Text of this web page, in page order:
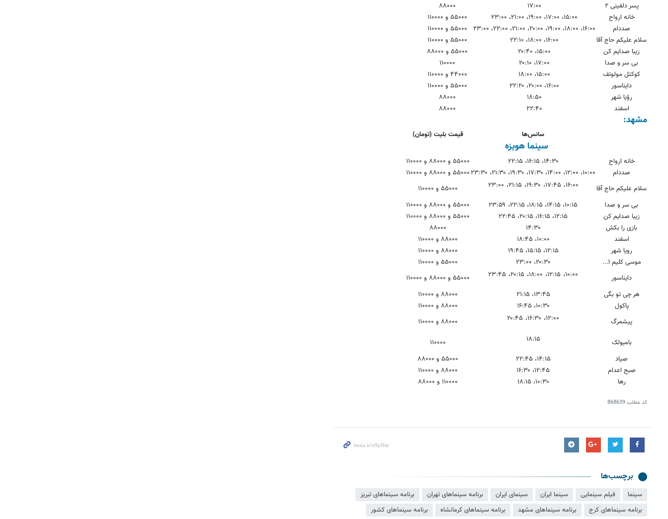
پسر دلفینی ۲
۱۷:۰۰
۸۸۰۰۰
خانه ارواح
۱۵:۰۰، ۱۷:۰۰، ۱۹:۰۰، ۲۱:۰۰، ۲۳:۰۰
۵۵۰۰۰ و ۱۱۰۰۰۰
صددام
۱۶:۰۰، ۱۸:۰۰، ۱۹:۰۰، ۲۰:۰۰، ۲۱:۰۰، ۲۲:۰۰، ۲۳:۰۰
۵۵۰۰۰ و ۱۱۰۰۰۰
سلام علیکم حاج آقا
۱۶:۰۰، ۱۸:۰۰، ۲۲:۱۰
۵۵۰۰۰ و ۱۱۰۰۰۰
زیبا صدایم کن
۱۵:۰۰، ۲۰:۴۰
۵۵۰۰۰ و ۸۸۰۰۰
بی سر و صدا
۱۷:۰۰، ۲۰:۱۰
۱۱۰۰۰۰
کوکتل مولوتف
۱۵:۰۰، ۱۸:۰۰
۴۴۰۰۰ و ۱۱۰۰۰۰
دایناسور
۱۶:۰۰، ۲۰:۰۰، ۲۲:۲۰
۵۵۰۰۰ و ۱۱۰۰۰۰
رؤیا شهر
۱۸:۵۰
۸۸۰۰۰
اسفند
۲۲:۴۰ ۸۸۰۰۰
مشهد:
سانس‌ها قیمت بلیت (تومان)
سینما هویزه
خانه ارواح ۱۴:۳۰، ۱۶:۱۵، ۲۲:۱۵
۵۵۰۰۰ و ۸۸۰۰۰ و ۱۱۰۰۰۰
صددام
۱۰:۰۰، ۱۲:۰۰، ۱۴:۰۰، ۱۷:۳۰، ۱۹:۳۰، ۲۱:۳۰، ۲۳:۳۰
۵۵۰۰۰ و ۸۸۰۰۰ و ۱۱۰۰۰۰
سلام علیکم حاج آقا
۱۶:۰۰، ۱۷:۴۵، ۱۹:۳۰، ۲۱:۱۵، ۲۳:۰۰
۵۵۰۰۰ و ۱۱۰۰۰۰
بی سر و صدا
۱۰:۱۵، ۱۴:۱۵، ۱۸:۱۵، ۲۲:۱۵، ۲۳:۵۹
۵۵۰۰۰ و ۸۸۰۰۰ و ۱۱۰۰۰۰
زیبا صدایم کن
۱۲:۱۵، ۱۶:۱۵، ۲۰:۱۵، ۲۲:۴۵
۵۵۰۰۰ و ۸۸۰۰۰ و ۱۱۰۰۰۰
بازی را بکش
۱۴:۳۰
۸۸۰۰۰
اسفند
۱۰:۰۰، ۱۸:۴۵
۸۸۰۰۰ و ۱۱۰۰۰۰
رویا شهر
۱۲:۱۵، ۱۵:۱۵، ۱۹:۴۵
۸۸۰۰۰ و ۱۱۰۰۰۰
موسی کلیم ا...
۲۰:۳۰، ۲۳:۰۰
۵۵۰۰۰ و ۱۱۰۰۰۰
دایناسور
۱۰:۰۰، ۱۲:۱۵، ۱۸:۰۰، ۲۰:۱۵، ۲۳:۴۵
۵۵۰۰۰ و ۸۸۰۰۰ و ۱۱۰۰۰۰
هر چی تو بگی
۱۳:۴۵، ۲۱:۱۵
۸۸۰۰۰ و ۱۱۰۰۰۰
پاکول
۱۰:۳۰، ۱۶:۴۵
۸۸۰۰۰ و ۱۱۰۰۰۰
پیشمرگ
۱۲:۰۰، ۱۶:۳۰، ۲۰:۴۵ ۸۸۰۰۰ و ۱۱۰۰۰۰
بامبولک ۱۸:۱۵
۱۱۰۰۰۰
صیاد
۱۴:۱۵، ۲۲:۴۵
۵۵۰۰۰ و ۸۸۰۰۰
صبح اعدام
۱۲:۴۵، ۱۶:۳۰
۸۸۰۰۰ و ۱۱۰۰۰۰
رها
۱۰:۳۰، ۱۸:۱۵ ۱۱۰۰۰۰ و ۸۸۰۰۰
کد مطلب868639
برچسب‌ها
سینما فیلم سینمایی سینما ایران سینمای ایران برنامه سینماهای تهران
برنامه سینماهای تبریز
برنامه سینماهای کرج
برنامه سینماهای مشهد برنامه سینماهای کرمانشاه برنامه سینماهای کشور